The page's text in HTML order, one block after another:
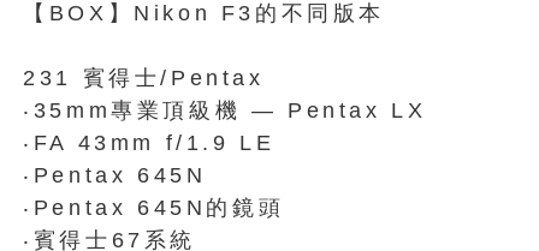
【BOX】Nikon F3的不同版本
231 賓得士/Pentax
‧35mm專業頂級機 — Pentax LX
‧FA 43mm f/1.9 LE
‧Pentax 645N
‧Pentax 645N的鏡頭
‧賓得士67系統